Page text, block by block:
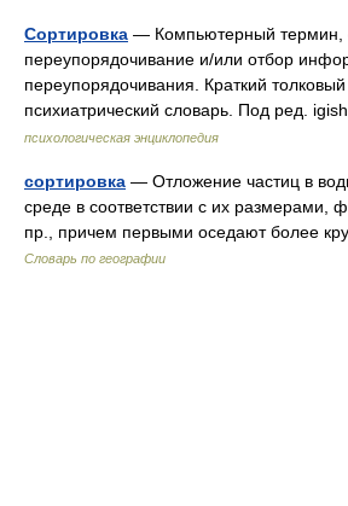
Сортировка — Компьютерный термин,
переупорядочивание и/или отбор
переупорядочивания. Краткий
психиатрический словарь. Под ред.
психологическая энциклопедия
сортировка — Отложение частиц в
среде в соответствии с их размерами,
пр., причем первыми оседают более
Словарь по географии